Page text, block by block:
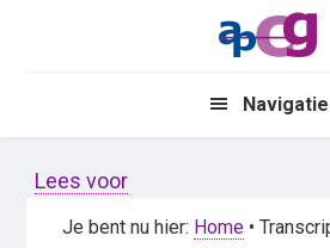
Navigatie
Lees voor
Je bent nu hier: Home •